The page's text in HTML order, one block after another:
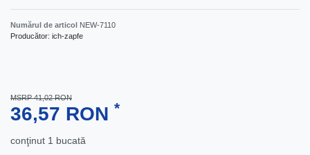
Numărul de articol NEW-7110
Producător: ich-zapfe
MSRP 41,02 RON
36,57 RON *
conţinut 1 bucată